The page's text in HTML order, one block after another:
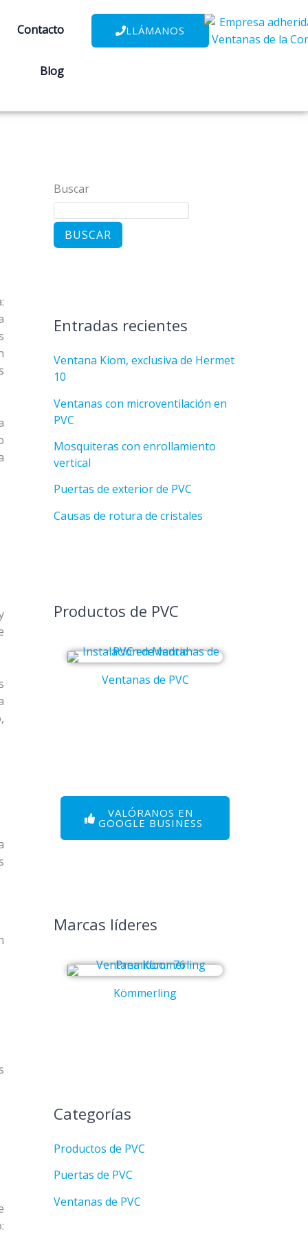
Contacto
Blog
LLÁMANOS
Buscar
BUSCAR
Entradas recientes
Ventana Kiom, exclusiva de Hermet
10
Ventanas con microventilación en
PVC
Mosquiteras con enrollamiento
vertical
Puertas de exterior de PVC
Causas de rotura de cristales
Productos de PVC
Ventanas de PVC
VALÓRANOS EN
GOOGLE BUSINESS
Marcas líderes
Kömmerling
Categorías
Productos de PVC
Puertas de PVC
Ventanas de PVC